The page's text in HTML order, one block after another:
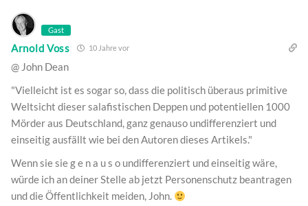
Gast
Arnold Voss 10 Jahre vor
@ John Dean
"Vielleicht ist es sogar so, dass die politisch überaus primitive
Weltsicht dieser salafistischen Deppen und potentiellen 1000
Mörder aus Deutschland, ganz genauso undifferenziert und
einseitig ausfällt wie bei den Autoren dieses Artikels."
Wenn sie sie g e n a u s o undifferenziert und einseitig wäre,
würde ich an deiner Stelle ab jetzt Personenschutz beantragen
und die Öffentlichkeit meiden, John.